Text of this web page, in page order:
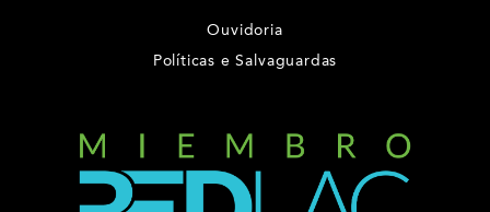
Ouvidoria
Políticas e Salvaguardas